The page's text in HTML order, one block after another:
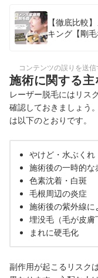
【徹底比較
キング【剛
コンテンツの誤りを送信
施術に関する
レーザー脱毛にはリス
確認しておきましょう
は以下のとおりです。
やけど・水ぶくれ
施術後の一時的
色素沈着・白斑
毛根周辺の炎症
施術後の紫外線に
埋没毛（毛が皮膚
まれに硬毛化
副作用が起こるリスク